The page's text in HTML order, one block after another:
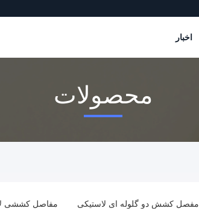
اخبار
محصولات
مفصل کشش دو گلوله ای لاستیکی مفاصل کششی